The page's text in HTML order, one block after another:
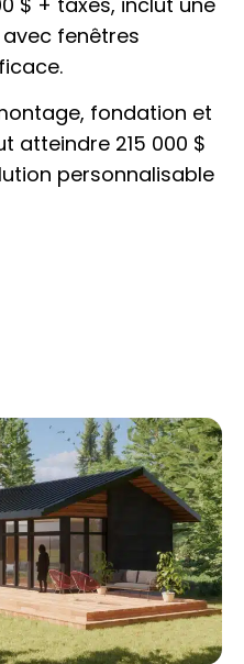
fenêtres
fondation et
atteindre 215 000 $
personnalisable